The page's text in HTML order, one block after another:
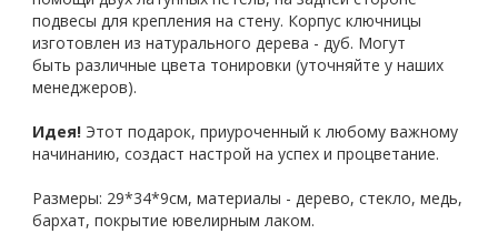
подвесы для крепления на стену. Корпус ключницы
изготовлен из натурального дерева - дуб. Могут
быть различные цвета тонировки (уточняйте у наших
менеджеров).
Идея! Этот подарок, приуроченный к любому важному
начинанию, создаст настрой на успех и процветание.
Размеры: 29*34*9см, материалы - дерево, стекло, медь,
бархат, покрытие ювелирным лаком.